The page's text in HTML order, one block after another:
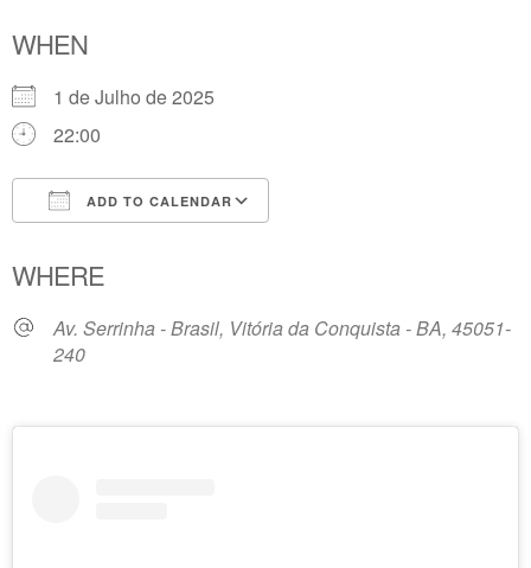
WHEN
1 de Julho de 2025
22:00
ADD TO CALENDAR
WHERE
Av. Serrinha - Brasil, Vitória da Conquista - BA, 45051-
240